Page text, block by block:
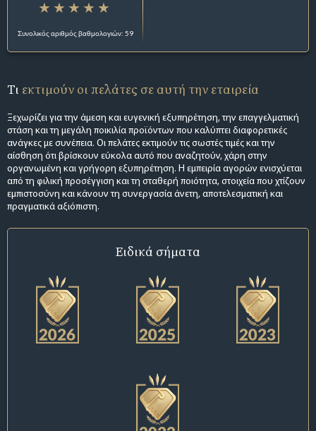
Συνολικός αριθμός βαθμολογιών: 59
Τι εκτιμούν οι πελάτες σε αυτή την εταιρεία
Ξεχωρίζει για την άμεση και ευγενική εξυπηρέτηση, την επαγγελματική
στάση και τη μεγάλη ποικιλία προϊόντων που καλύπτει διαφορετικές
ανάγκες με συνέπεια. Οι πελάτες εκτιμούν τις σωστές τιμές και την
αίσθηση ότι βρίσκουν εύκολα αυτό που αναζητούν, χάρη στην
οργανωμένη και γρήγορη εξυπηρέτηση. Η εμπειρία αγορών ενισχύεται
από τη φιλική προσέγγιση και τη σταθερή ποιότητα, στοιχεία που χτίζουν
εμπιστοσύνη και κάνουν τη συνεργασία άνετη, αποτελεσματική και
πραγματικά αξιόπιστη.
Ειδικά σήματα